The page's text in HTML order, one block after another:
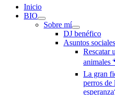
Inicio
BIO
Sobre mí
DJ benéfico
Asuntos
Rescatar
La gran
perros de